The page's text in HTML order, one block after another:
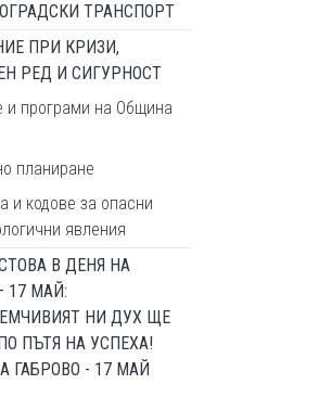
ТРАНСПОРТ
ПРИ КРИЗИ,
РЕД И СИГУРНОСТ
и програми на Община
планиране
и кодове за опасни
явления
В ДЕНЯ НА
17 МАЙ:
НИ ДУХ ЩЕ
ПЪТЯ НА УСПЕХА!
ГАБРОВО - 17 МАЙ